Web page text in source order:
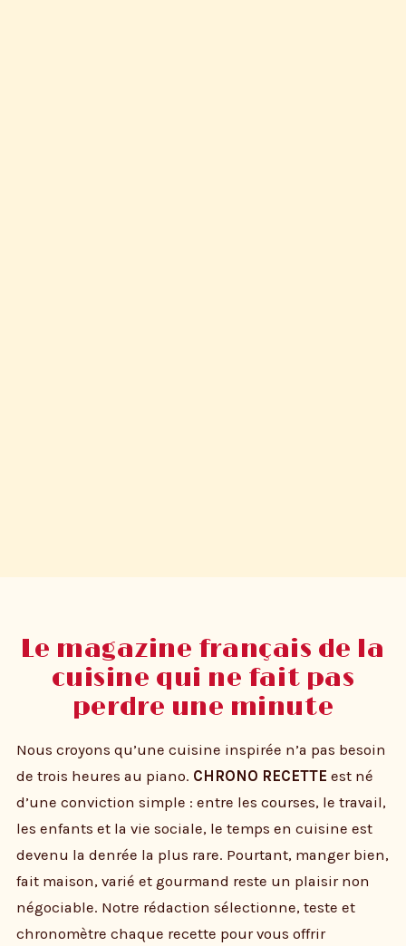
Le magazine français de la
cuisine qui ne fait pas
perdre une minute
Nous croyons qu’une cuisine inspirée n’a pas besoin
de trois heures au piano. CHRONO RECETTE est né
d’une conviction simple : entre les courses, le travail,
les enfants et la vie sociale, le temps en cuisine est
devenu la denrée la plus rare. Pourtant, manger bien,
fait maison, varié et gourmand reste un plaisir non
négociable. Notre rédaction sélectionne, teste et
chronomètre chaque recette pour vous offrir